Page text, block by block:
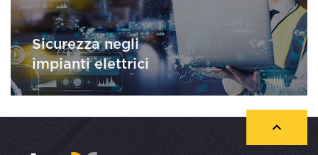
Sicurezza negli
impianti elettrici